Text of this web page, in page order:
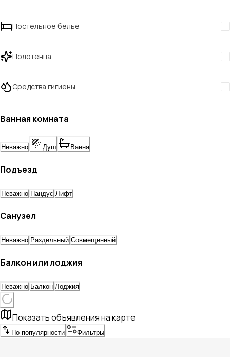
Постельное белье
Полотенца
Средства гигиены
Ванная комната
Неважно Душ Ванна
Подъезд
Неважно Пандус Лифт
Санузел
Неважно Раздельный Совмещенный
Балкон или лоджия
Неважно Балкон Лоджия
Показать объявления на карте
По популярности Фильтры